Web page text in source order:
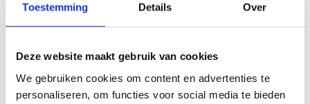
Toestemming Details Over
Deze website maakt gebruik van cookies
We gebruiken cookies om content en advertenties te
personaliseren, om functies voor social media te bieden